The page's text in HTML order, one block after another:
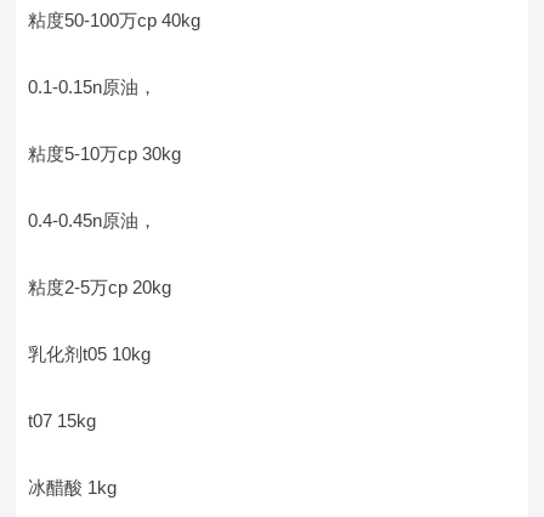
粘度50-100万cp 40kg
0.1-0.15n原油，
粘度5-10万cp 30kg
0.4-0.45n原油，
粘度2-5万cp 20kg
乳化剂t05 10kg
t07 15kg
冰醋酸 1kg